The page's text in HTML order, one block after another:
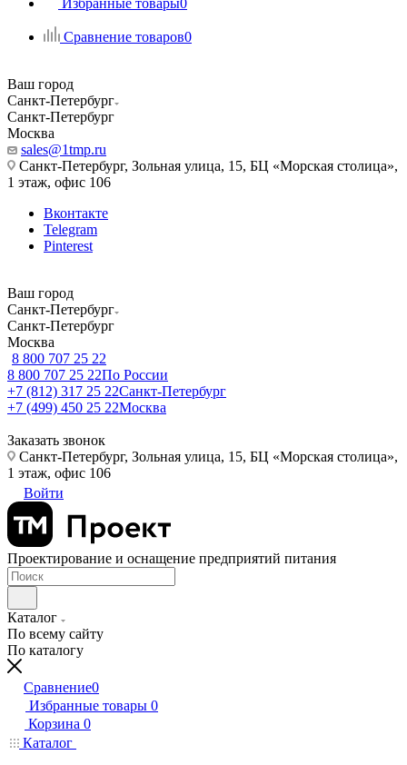
Избранные товары0
Сравнение товаров0
Ваш город
Санкт-Петербург
Санкт-Петербург
Москва
sales@1tmp.ru
Санкт-Петербург, Зольная улица, 15, БЦ «Морская столица»,
1 этаж, офис 106
Вконтакте
Telegram
Pinterest
Ваш город
Санкт-Петербург
Санкт-Петербург
Москва
8 800 707 25 22
8 800 707 25 22По России
+7 (812) 317 25 22Санкт-Петербург
+7 (499) 450 25 22Москва
Заказать звонок
Санкт-Петербург, Зольная улица, 15, БЦ «Морская столица»,
1 этаж, офис 106
Войти
Проектирование и оснащение предприятий питания
Каталог
По всему сайту
По каталогу
Сравнение0
Избранные товары 0
Корзина 0
Каталог